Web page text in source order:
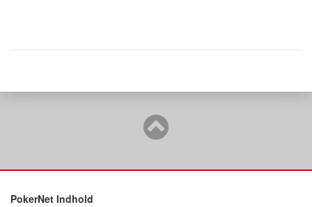
PokerNet Indhold